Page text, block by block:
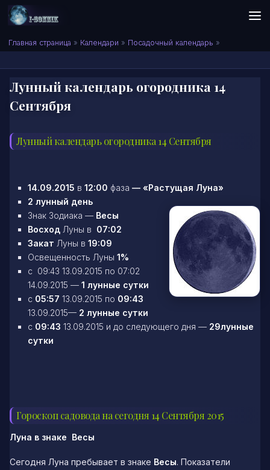
Skip to content
Сонник I-SONNIK.COM
Главная страница » Календари » Посадочный календарь »
Лунный календарь огородника 14
Сентября
Лунный календарь огородника 14 Сентября
14.09.2015 в 12:00 фаза — «Растущая Луна»
2 лунный день
Знак Зодиака — Весы
Восход Луны в 07:02
Закат Луны в 19:09
Освещенность Луны 1%
c 09:43 13.09.2015 по 07:02
14.09.2015 — 1 лунные сутки
c 05:57 13.09.2015 по 09:43
13.09.2015— 2 лунные сутки
c 09:43 13.09.2015 и до следующего дня — 29лунные
сутки
Гороскоп садовода на сегодня 14 Сентября 2015
Луна в знаке Весы
Сегодня Луна пребывает в знаке Весы. Показатели